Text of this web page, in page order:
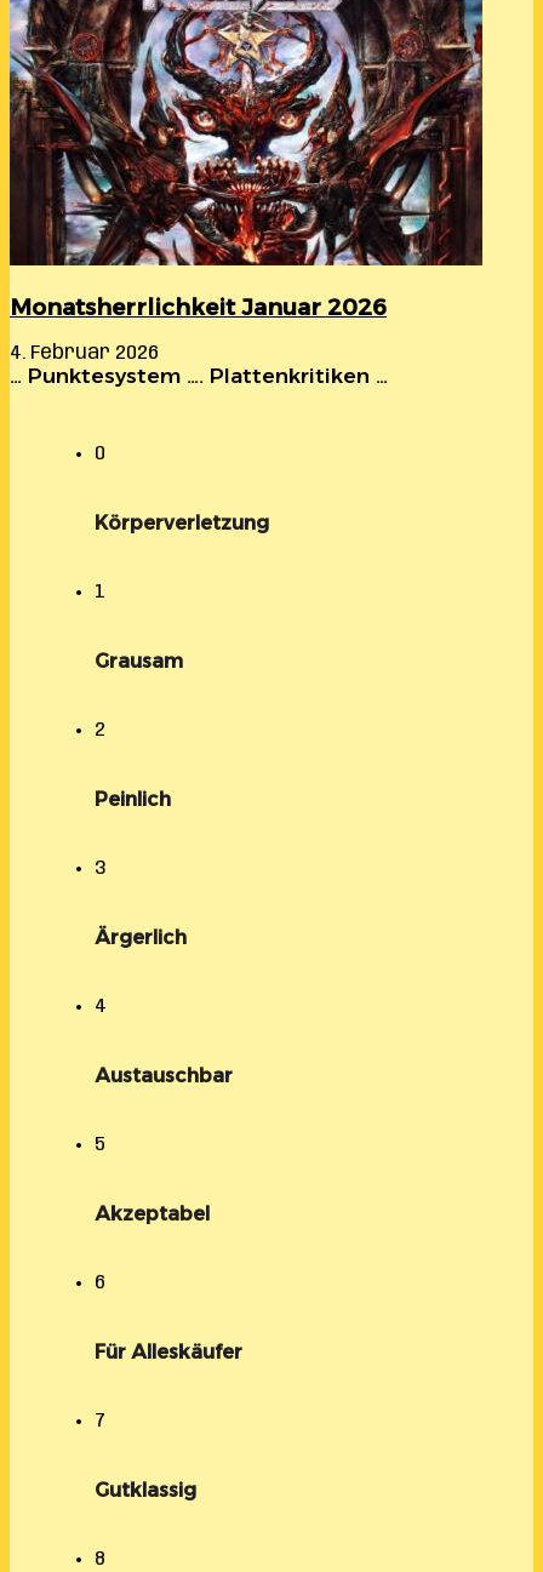
Monatsherrlichkeit Januar 2026
4. Februar 2026
… Punktesystem …. Plattenkritiken …
0
Körperverletzung
1
Grausam
2
Peinlich
3
Ärgerlich
4
Austauschbar
5
Akzeptabel
6
Für Alleskäufer
7
Gutklassig
8